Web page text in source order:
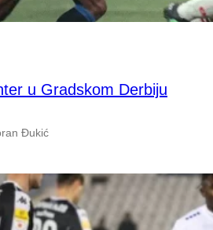
u Gradskom Derbiju
Đukić